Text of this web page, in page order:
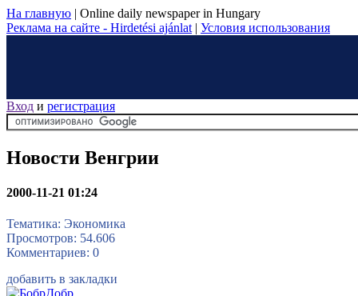
На главную | Online daily newspaper in Hungary
Реклама на сайте - Hirdetési ajánlat | Условия использования
Вход и регистрация
Новости Венгрии
2000-11-21 01:24
Тематика: Экономика
Просмотров: 54.606
Комментариев: 0
добавить в закладки